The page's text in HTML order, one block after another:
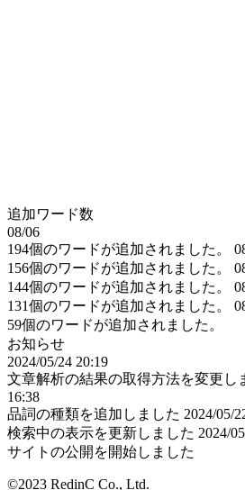
追加ワード数
08/06
194個のワードが追加されました。
156個のワードが追加されました。
144個のワードが追加されました。
131個のワードが追加されました。
59個のワードが追加されました。
お知らせ
2024/05/24 20:19
文章解析の結果の取得方法を変更し
16:38
品詞の種類を追加しました 2024/05/
検索中の表示を更新しました 2024/
サイトの公開を開始しました
©2023 RedinC Co., Ltd.